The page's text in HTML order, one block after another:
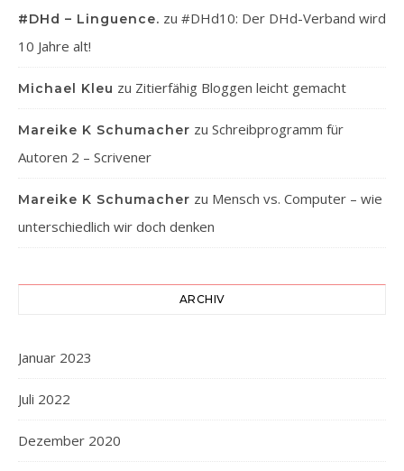
#DHd – Linguence. zu #DHd10: Der DHd-Verband wird
10 Jahre alt!
Michael Kleu zu Zitierfähig Bloggen leicht gemacht
Mareike K Schumacher zu Schreibprogramm für
Autoren 2 – Scrivener
Mareike K Schumacher zu Mensch vs. Computer – wie
unterschiedlich wir doch denken
ARCHIV
Januar 2023
Juli 2022
Dezember 2020